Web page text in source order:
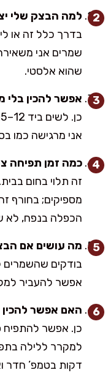
למה הבצק שלי
בדרך כלל זה או
שמרים אני
שהוא אלסטי.
אפשר להכין בלי
אני מרגישה כמו
כמה זמן תפיחה
הכפלה בנפח, לא
מה עושים אם
בודקים שהשמרים
אפשר להעביר
האם אפשר
כן. אפשר להתפיח
דקות בטמפ’ חדר